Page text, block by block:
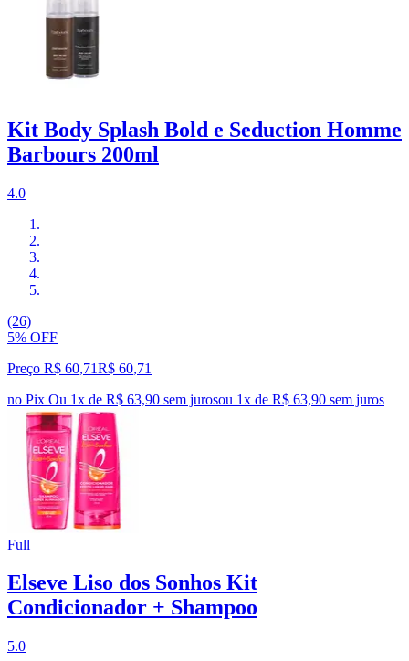
Kit Body Splash Bold e Seduction Homme
Barbours 200ml
4.0
(26)
5% OFF
Preço R$ 60,71R$ 60,71
no Pix Ou 1x de R$ 63,90 sem jurosou 1x de R$ 63,90 sem juros
Full
Elseve Liso dos Sonhos Kit
Condicionador + Shampoo
5.0